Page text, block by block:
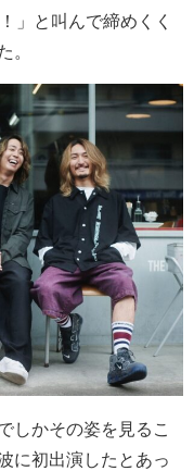
」と叫んで締めくく
。
しかその姿を見るこ
に初出演したとあっ